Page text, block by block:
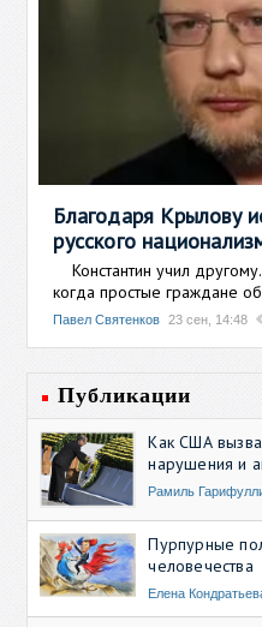
Благодаря Крылову
русского
Константин учил
когда простые граждане
Павел Святенков 23 сен, 14:48
Публикации
Как США
нарушения и
Рамиль
Пурпурные
человечества
Елена